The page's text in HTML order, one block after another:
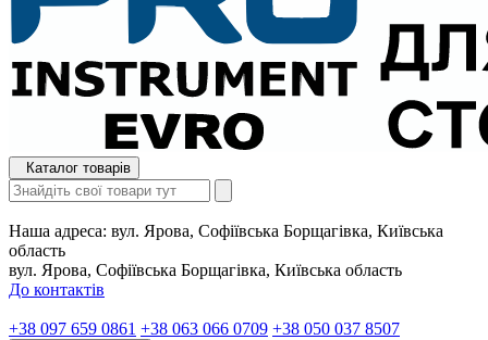
Каталог товарів
Наша адреса: вул. Ярова, Софіївська Борщагівка, Київська
область
вул. Ярова, Софіївська Борщагівка, Київська область
До контактів
+38 097 659 0861 +38 063 066 0709 +38 050 037 8507